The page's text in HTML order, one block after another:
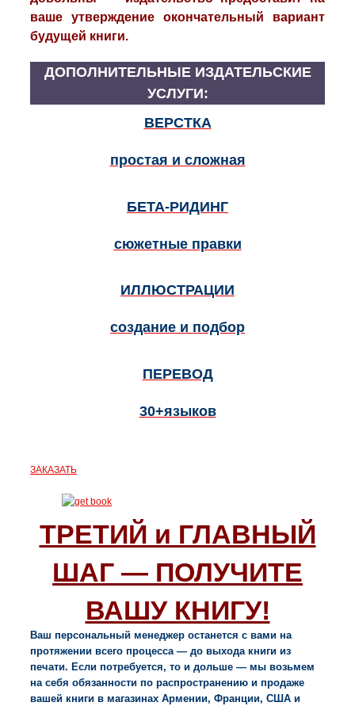
ваше утверждение окончательный вариант
будущей книги.
ДОПОЛНИТЕЛЬНЫЕ ИЗДАТЕЛЬСКИЕ
УСЛУГИ:
ВЕРСТКА
простая и сложная
БЕТА-РИДИНГ
сюжетные правки
ИЛЛЮСТРАЦИИ
создание и подбор
ПЕРЕВОД
30+языков
ЗАКАЗАТЬ
ТРЕТИЙ и ГЛАВНЫЙ
ШАГ — ПОЛУЧИТЕ
ВАШУ КНИГУ!
Ваш персональный менеджер останется с вами на
протяжении всего процесса — до выхода книги из
печати. Если потребуется, то и дольше — мы возьмем
на себя обязанности по распространению и продаже
вашей книги в магазинах Армении, Франции, США и